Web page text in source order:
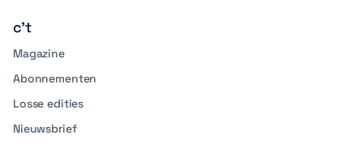
c't
Magazine
Abonnementen
Losse edities
Nieuwsbrief